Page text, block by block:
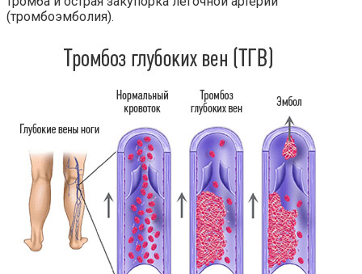
(тромбоэмболия).